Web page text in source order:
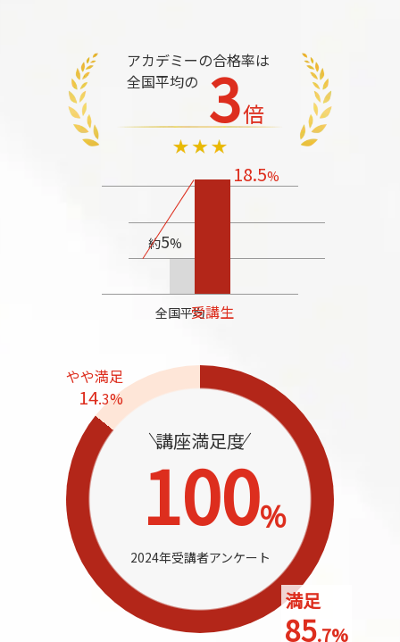
アカデミーの合格率は
全国平均の 3倍
全国平均
約5%
受講生
18.5%
講座満足度
100%
満足
85.7%
やや満足
14.3%
2024年受講者アンケート